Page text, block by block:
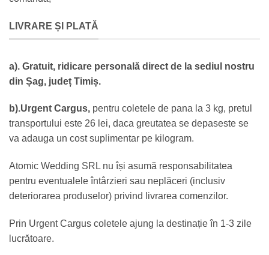
LIVRARE ȘI PLATĂ
a). Gratuit, ridicare personală direct de la sediul nostru
din Șag, județ Timiș.
b).Urgent Cargus, pentru coletele de pana la 3 kg, pretul
transportului este 26 lei, daca greutatea se depaseste se
va adauga un cost suplimentar pe kilogram.
Atomic Wedding SRL nu își asumă responsabilitatea
pentru eventualele întârzieri sau neplăceri (inclusiv
deteriorarea produselor) privind livrarea comenzilor.
Prin Urgent Cargus coletele ajung la destinație în 1-3 zile
lucrătoare.